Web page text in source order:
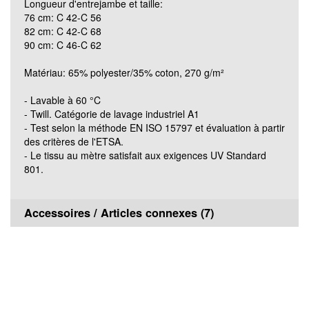
Grösse 76C44 (kurz)
Longueur d'entrejambe et taille:
76 cm: C 42-C 56
82 cm: C 42-C 68
90 cm: C 46-C 62
Matériau: 65% polyester/35% coton, 270 g/m²
- Lavable à 60 °C
- Twill. Catégorie de lavage industriel A1
- Test selon la méthode EN ISO 15797 et évaluation à partir
des critères de l'ETSA.
- Le tissu au mètre satisfait aux exigences UV Standard
801.
Accessoires / Articles connexes (7)